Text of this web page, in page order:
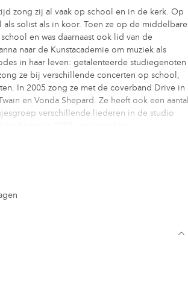
zong zij al vaak op school en in de kerk. Op
solist als in koor. Toen ze op de middelbare
en was daarnaast ook lid van de
naar de Kunstacademie om muziek als
in haar leven: getalenteerde studiegenoten
ze bij verschillende concerten op school,
In 2005 zong ze met de coverband Drive in
en Vonda Shepard. Ze heeft ook een aantal
verschillende liederen in de studio
feestbands en/of partybands
opgetreden. Ze zong op optredens voor het
live opgetreden (inclusief Radio 3) en lokaal
ook akoestische sessies in Den Haag.
internationale top100. Haar favoriete
Alicia Keys, Gloria Estefan, Laura Pausini,